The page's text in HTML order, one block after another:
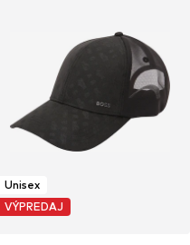
Unisex
VÝPREDAJ